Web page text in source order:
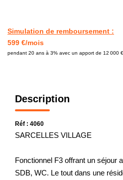
Simulation de remboursement :
599 €/mois
pendant 20 ans à 3% avec un apport de 12 000 €
Description
Réf : 4060
SARCELLES VILLAGE
Fonctionnel F3 offrant un séjour
SDB, WC. Le tout dans une